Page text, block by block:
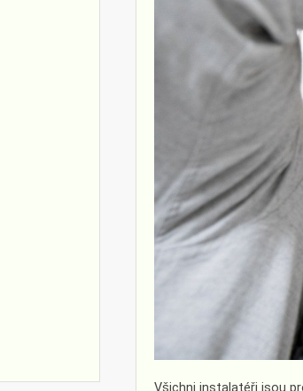
Všichni instalatéři jsou